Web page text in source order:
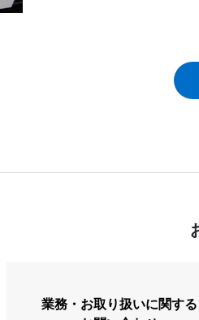
業務・お取り扱いに関する